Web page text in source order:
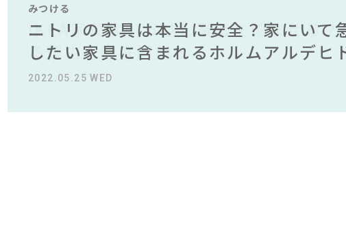
みつける
無印で有名デザイナーのアイテムが手
名デザイナーがデザインしたインテリ
2022.10.24 MON
みつける
IKEA家具は引っ越し業者を悩ませる
る理由を徹底解説！！
2023.09.27 WED
みつける
ニトリの家具は本当に安全？家にいて
したい家具に含まれるホルムアルデヒ
2022.05.25 WED
みつける
【部屋をおしゃれにしたい人必見】今
ら定番スタイルまで紹介！おすすめイ
2023.09.23 SAT
みつける
無印で有名デザイナーのアイテムが手
名デザイナーがデザインしたインテリ
2022.10.24 MON
みつける
IKEA家具は引っ越し業者を悩ませる
る理由を徹底解説！！
2023.09.27 WED